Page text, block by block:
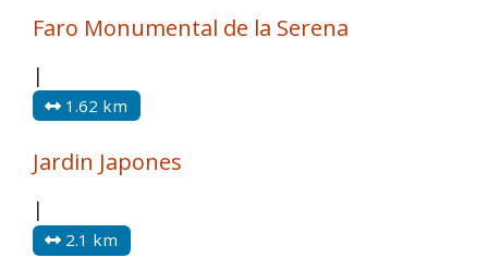
Faro Monumental de la Serena
|
1.62 km
Jardin Japones
|
2.1 km